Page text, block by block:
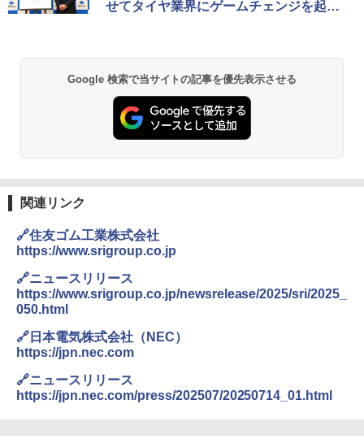
せてタイヤ業界にゲームチェンジを起こ
Google 検索で当サイトの記事を優先表示させる
関連リンク
🔗住友ゴム工業株式会社
https://www.srigroup.co.jp
🔗ニュースリリース
https://www.srigroup.co.jp/newsrelease/2025/sri/2025_
050.html
🔗日本電気株式会社（NEC）
https://jpn.nec.com
🔗ニュースリリース
https://jpn.nec.com/press/202507/20250714_01.html